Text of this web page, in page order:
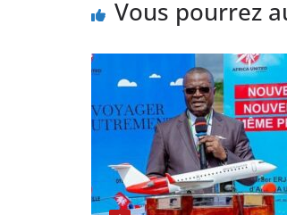
Vous pourrez